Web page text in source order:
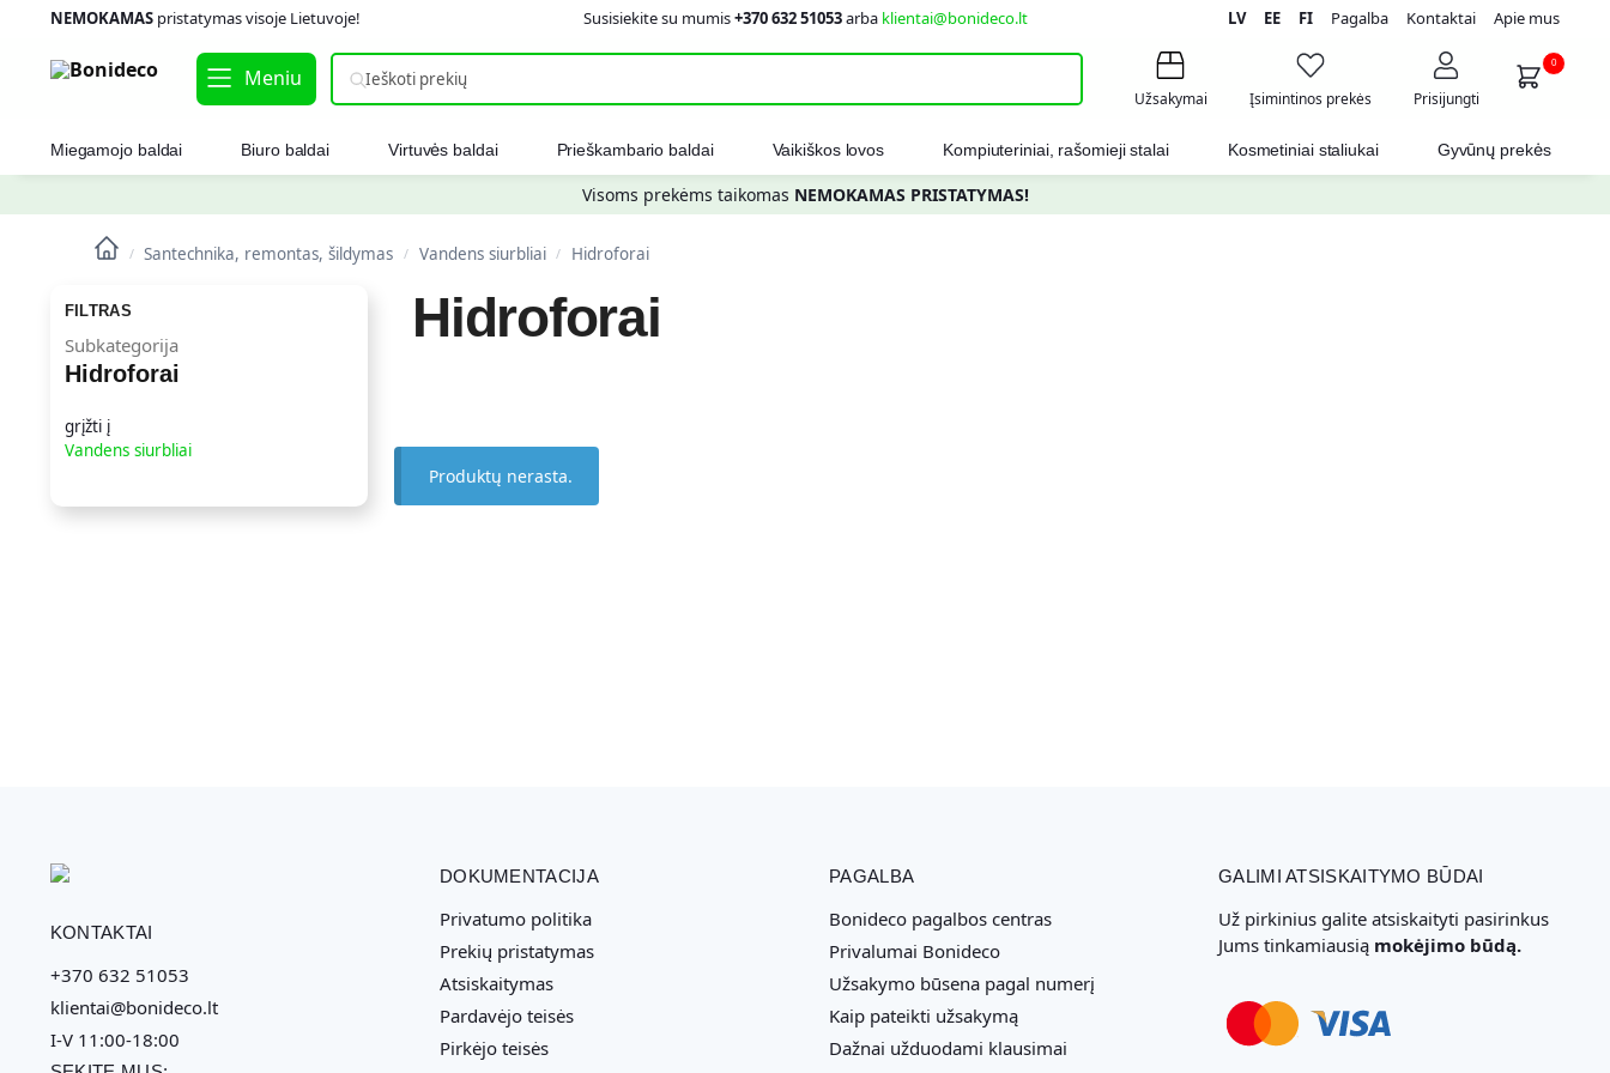
NEMOKAMASpristatymas visoje Lietuvoje! Susisiekite su mumis+370 632 51053arba klientai@bonideco.lt LV EE FI Pagalba Kontaktai Apie mus
Meniu
Užsakymai Įsimintinos prekės Prisijungti
0
Miegamojo baldai Biuro baldai Virtuvės baldai Prieškambario baldai Vaikiškos lovos Kompiuteriniai, rašomieji stalai Kosmetiniai staliukai Gyvūnų prekės
Visoms prekėms taikomas NEMOKAMAS PRISTATYMAS!
/ Santechnika, remontas, šildymas / Vandens siurbliai / Hidroforai
Hidroforai
Produktų nerasta.
FILTRAS
Subkategorija
Hidroforai
grįžti į
Vandens siurbliai
KONTAKTAI
+370 632 51053
klientai@bonideco.lt
I-V 11:00-18:00
DOKUMENTACIJA
Privatumo politika
Prekių pristatymas
Atsiskaitymas
Pardavėjo teisės
Pirkėjo teisės
PAGALBA
Bonideco pagalbos centras
Privalumai Bonideco
Užsakymo būsena pagal numerį
Kaip pateikti užsakymą
Dažnai užduodami klausimai
GALIMI ATSISKAITYMO BŪDAI
Už pirkinius galite atsiskaityti pasirinkus
Jums tinkamiausią mokėjimo būdą.